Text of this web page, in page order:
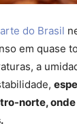
do Brasil
em quase
a
norte,